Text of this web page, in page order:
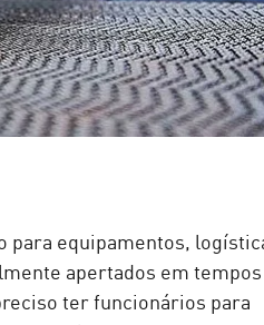
para equipamentos,
apertados em tempos
ter funcionários para